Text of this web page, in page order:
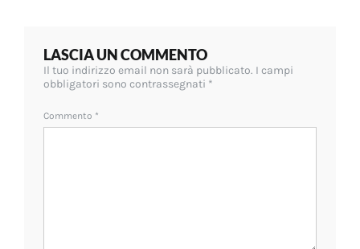
LASCIA UN COMMENTO
Il tuo indirizzo email non sarà pubblicato. I campi
obbligatori sono contrassegnati *
Commento *